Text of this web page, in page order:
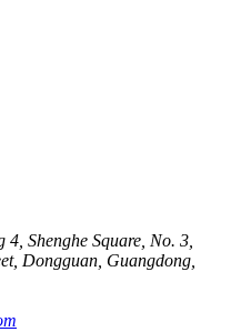
Shenghe Square, No. 3,
Dongguan, Guangdong,